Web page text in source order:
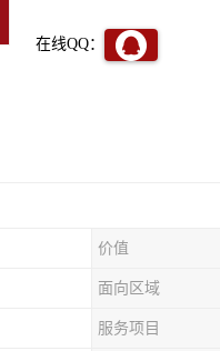
在线QQ：
价值
面向区域
服务项目